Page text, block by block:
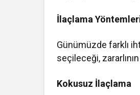
İlaçlama
Günümüzde farklı
seçileceği,
Kokusuz İlaçlama